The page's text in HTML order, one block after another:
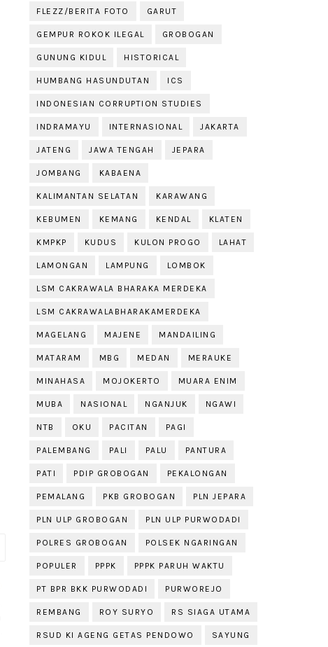
FLEZZ/BERITA FOTO GARUT
GEMPUR ROKOK ILEGAL GROBOGAN
GUNUNG KIDUL HISTORICAL
HUMBANG HASUNDUTAN ICS
INDONESIAN CORRUPTION STUDIES
INDRAMAYU INTERNASIONAL JAKARTA
JATENG JAWA TENGAH JEPARA
JOMBANG KABAENA
KALIMANTAN SELATAN KARAWANG
KEBUMEN KEMANG KENDAL KLATEN
KMPKP KUDUS KULON PROGO LAHAT
LAMONGAN LAMPUNG LOMBOK
LSM CAKRAWALA BHARAKA MERDEKA
LSM CAKRAWALABHARAKAMERDEKA
MAGELANG MAJENE MANDAILING
MATARAM MBG MEDAN MERAUKE
MINAHASA MOJOKERTO MUARA ENIM
MUBA NASIONAL NGANJUK NGAWI
NTB OKU PACITAN PAGI
PALEMBANG PALI PALU PANTURA
PATI PDIP GROBOGAN PEKALONGAN
PEMALANG PKB GROBOGAN PLN JEPARA
PLN ULP GROBOGAN PLN ULP PURWODADI
POLRES GROBOGAN POLSEK NGARINGAN
POPULER PPPK PPPK PARUH WAKTU
PT BPR BKK PURWODADI PURWOREJO
REMBANG ROY SURYO RS SIAGA UTAMA
RSUD KI AGENG GETAS PENDOWO SAYUNG